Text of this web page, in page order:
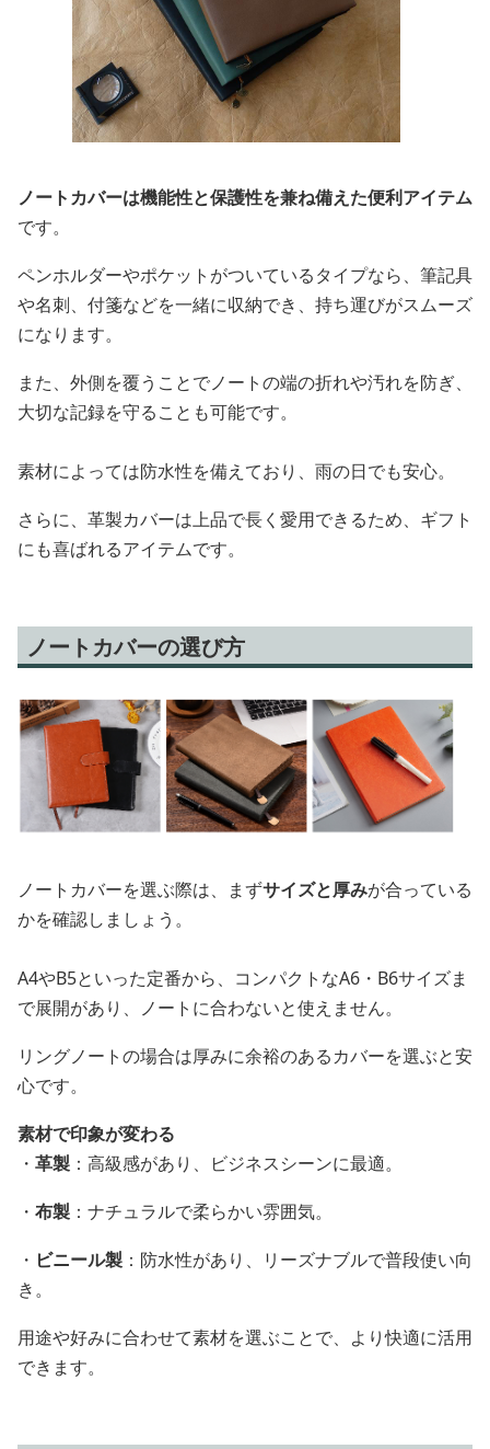
ノートカバーは機能性と保護性を兼ね備えた便利アイテム
です。
ペンホルダーやポケットがついているタイプなら、筆記具
や名刺、付箋などを一緒に収納でき、持ち運びがスムーズ
になります。
また、外側を覆うことでノートの端の折れや汚れを防ぎ、
大切な記録を守ることも可能です。
素材によっては防水性を備えており、雨の日でも安心。
さらに、革製カバーは上品で長く愛用できるため、ギフト
にも喜ばれるアイテムです。
ノートカバーの選び方
ノートカバーを選ぶ際は、まずサイズと厚みが合っている
かを確認しましょう。
A4やB5といった定番から、コンパクトなA6・B6サイズま
で展開があり、ノートに合わないと使えません。
リングノートの場合は厚みに余裕のあるカバーを選ぶと安
心です。
素材で印象が変わる
・ 革製 ：高級感があり、ビジネスシーンに最適。
・ 布製 ：ナチュラルで柔らかい雰囲気。
・ ビニール製 ：防水性があり、リーズナブルで普段使い向
き。
用途や好みに合わせて素材を選ぶことで、より快適に活用
できます。